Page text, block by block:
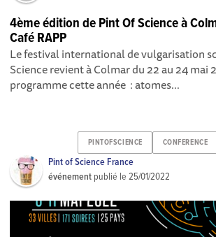
4ème édition de Pint Of Science à
Café RAPP
Le festival international de vulgarisation
Science revient à Colmar du 22 au 24 mai
programme cette année : atomes...
PINTOFSCIENCE CONFERENCE
Pint of Science France
événement publié le25/01/2022